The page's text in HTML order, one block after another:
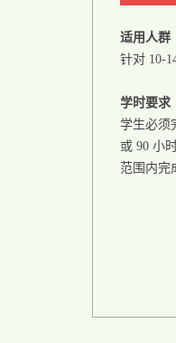
适用人群
针对 10-
学时要求
学生必须
或 90 小
范围内完